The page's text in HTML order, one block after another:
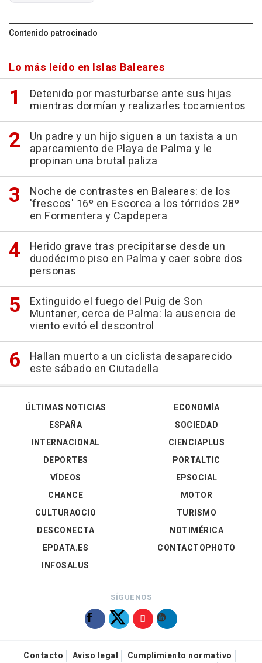
Contenido patrocinado
Lo más leído en Islas Baleares
Detenido por masturbarse ante sus hijas
mientras dormían y realizarles tocamientos
Un padre y un hijo siguen a un taxista a un
aparcamiento de Playa de Palma y le
propinan una brutal paliza
Noche de contrastes en Baleares: de los
'frescos' 16º en Escorca a los tórridos 28º
en Formentera y Capdepera
Herido grave tras precipitarse desde un
duodécimo piso en Palma y caer sobre dos
personas
Extinguido el fuego del Puig de Son
Muntaner, cerca de Palma: la ausencia de
viento evitó el descontrol
Hallan muerto a un ciclista desaparecido
este sábado en Ciutadella
ÚLTIMAS NOTICIAS
ESPAÑA
INTERNACIONAL
DEPORTES
VÍDEOS
ECONOMÍA
SOCIEDAD
CIENCIAPLUS
PORTALTIC
EPSOCIAL
CHANCE
CULTURAOCIO
DESCONECTA
EPDATA.ES
INFOSALUS
MOTOR
TURISMO
NOTIMÉRICA
CONTACTOPHOTO
SÍGUENOS
Contacto Aviso legal
Cumplimiento normativo